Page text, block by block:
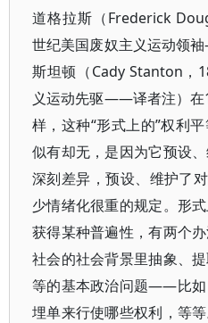
道格拉斯（Frederick
世纪美国废奴主义运动领
斯坦顿（Cady Stanton，
义运动先驱——译者注）在
样，这种“形式上的”权利
似有却无，是因为它预设
深刻差异，预设、维护了
少情绪化很重的规定。形
获得某种普遍性，有两个
社会的社会背景里抽象、
等的基本政治问题——比如
埋单来行使哪些权利，等